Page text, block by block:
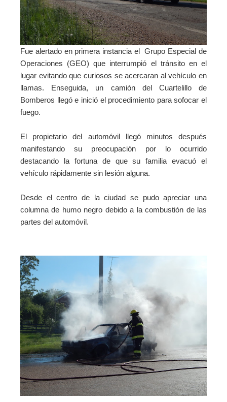
Fue alertado en primera instancia el Grupo Especial de
Operaciones (GEO) que interrumpió el tránsito en el
lugar evitando que curiosos se acercaran al vehículo en
llamas. Enseguida, un camión del Cuartelillo de
Bomberos llegó e inició el procedimiento para sofocar el
fuego.
El propietario del automóvil llegó minutos después
manifestando su preocupación por lo ocurrido
destacando la fortuna de que su familia evacuó el
vehículo rápidamente sin lesión alguna.
Desde el centro de la ciudad se pudo apreciar una
columna de humo negro debido a la combustión de las
partes del automóvil.